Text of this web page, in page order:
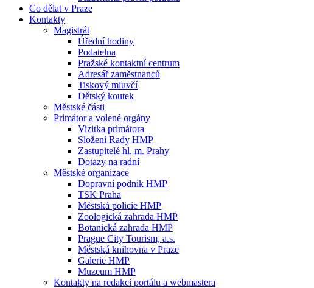
Co dělat v Praze
Kontakty
Magistrát
Úřední hodiny
Podatelna
Pražské kontaktní centrum
Adresář zaměstnanců
Tiskový mluvčí
Dětský koutek
Městské části
Primátor a volené orgány
Vizitka primátora
Složení Rady HMP
Zastupitelé hl. m. Prahy
Dotazy na radní
Městské organizace
Dopravní podnik HMP
TSK Praha
Městská policie HMP
Zoologická zahrada HMP
Botanická zahrada HMP
Prague City Tourism, a.s.
Městská knihovna v Praze
Galerie HMP
Muzeum HMP
Kontakty na redakci portálu a webmastera